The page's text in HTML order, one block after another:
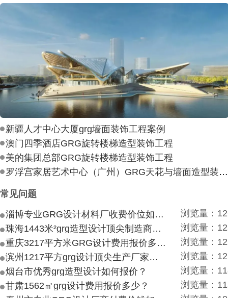
新疆人才中心大厦grg墙面装饰工程案例
澳门四季酒店GRG旋转楼梯造型装饰工程
美的集团总部GRG旋转楼梯造型装饰工程
罗浮宫家居艺术中心（广州）GRG天花与墙面造型装饰工程
常见问题
淄博专业GRG设计材料厂收费价位如何？
浏览量：
珠海1443米²grg造型设计顶尖制造商付费付费多少？
浏览量：
重庆3217平方米GRG设计费用报价多少？
浏览量：
滨州1217平方grg设计顶尖生产厂家价目如何？
浏览量：
烟台市优秀grg造型设计如何报价？
浏览量：
甘肃1562㎡grg设计费用报价多少？
浏览量：